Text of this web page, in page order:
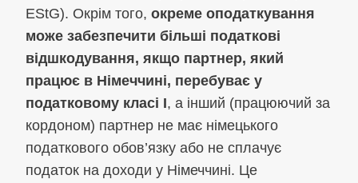
EStG). Окрім того, окреме оподаткування
може забезпечити більші податкові
відшкодування, якщо партнер, який
працює в Німеччині, перебуває у
податковому класі I, а інший (працюючий за
кордоном) партнер не має німецького
податкового обов’язку або не сплачує
податок на доходи у Німеччині. Це